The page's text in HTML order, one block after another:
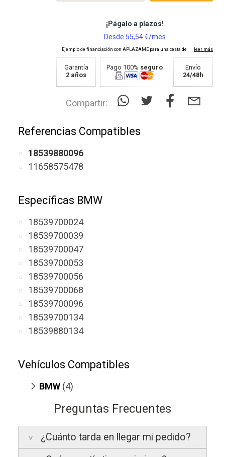
Garantía
2 años
Pago 100% seguro
Envío
24/48h
Compartir:
Referencias Compatibles
18539880096
11658575478
Específicas BMW
18539700024
18539700039
18539700047
18539700053
18539700056
18539700068
18539700096
18539700134
18539880134
Vehículos Compatibles
BMW (4)
M550 dX 3.0(motor B57-D30C)
X5 G05(motor B57-D30C)
X7 G07 (motor B57-D30C)
Preguntas Frecuentes
¿Cuánto tarda en llegar mi pedido?